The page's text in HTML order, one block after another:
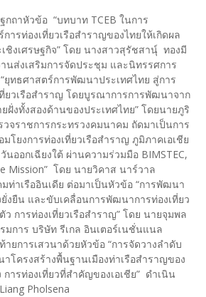
กถาหัวข้อ “บทบาท TCEB ในการ
ารท่องเที่ยวเรือสำราญของไทยให้เกิดผล
ชิงเศรษฐกิจ” โดย นางสาวสุรัชสานุ์ ทองมี
นส่งเสริมการจัดประชุม และนิทรรศการ
ยุทธศาสตร์การพัฒนาประเทศไทย สู่การ
ยวเรือสำราญ โดยบูรณาการการพัฒนาจาก
ฝั่งทั้งสองด้านของประเทศไทย” โดยนายภูริ
จราชการกระทรวงคมนาคม ถัดมาเป็นการ
โยงการท่องเที่ยวเรือสำราญ ภูมิภาคเอเชีย
นออกเฉียงใต้ ผ่านความร่วมมือ BIMSTEC,
Mission” โดย นายวิคาส นาร์วาล
ท่าเรืออินเดีย ต่อมาเป็นหัวข้อ “การพัฒนา
ยั่งยืน และขับเคลื่อนการพัฒนาการท่องเที่ยว
การท่องเที่ยวเรือสำราญ” โดย นายจุมพล
การ บริษัท รีเกล อินเตอร์เนชั่นแนล
ยการเสวนาด้วยหัวข้อ “การจัดวางลำดับ
โครงสร้างพื้นฐานเมืองท่าเรือสำราญของ
ารท่องเที่ยวที่สำคัญของเอเชีย” ดำเนิน
Pholsena